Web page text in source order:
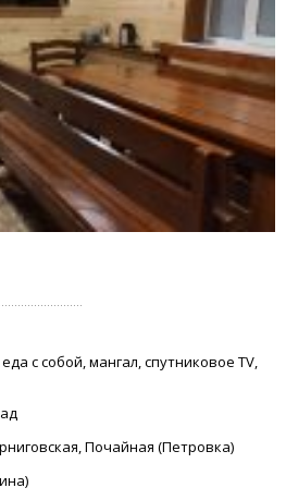
с собой, мангал, спутниковое TV,
Почайная (Петровка)